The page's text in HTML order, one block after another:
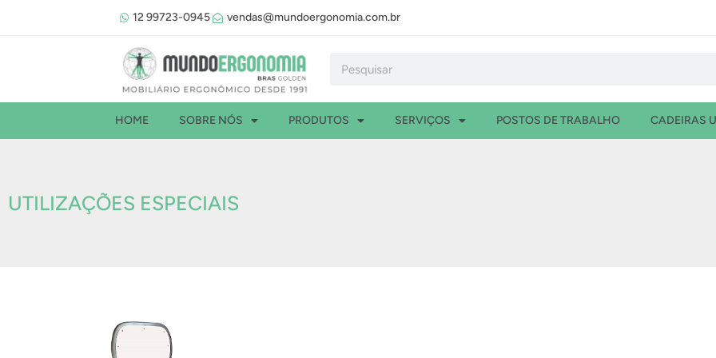
12 99723-0945 vendas@mundoergonomia.com.br
Pesquisar
HOME SOBRE NÓS PRODUTOS SERVIÇOS POSTOS DE TRABALHO CADEIRAS
UTILIZAÇÕES ESPECIAIS